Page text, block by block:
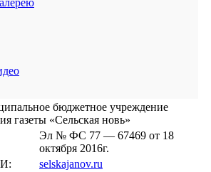
бюджетное учреждение
газеты «Сельская новь»
Эл № ФС 77 — 67469 от 18
октября 2016г.
selskajanov.ru